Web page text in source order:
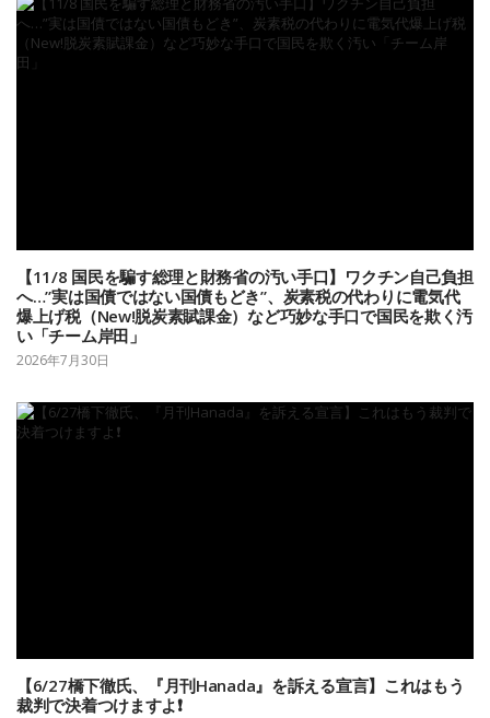
【11/8 国民を騙す総理と財務省の汚い手口】ワクチン自己負担
へ…”実は国債ではない国債もどき”、炭素税の代わりに電気代
爆上げ税（New!脱炭素賦課金）など巧妙な手口で国民を欺く汚
い「チーム岸田」
2026年7月30日
【6/27橋下徹氏、『月刊Hanada』を訴える宣言】これはもう
裁判で決着つけますよ❗️